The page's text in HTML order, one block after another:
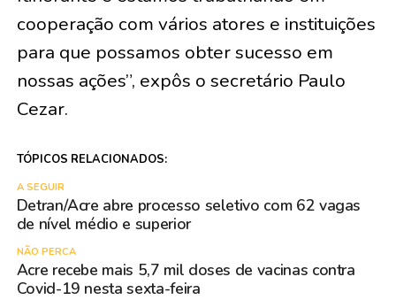
cooperação com vários atores e instituições
para que possamos obter sucesso em
nossas ações”, expôs o secretário Paulo
Cezar.
TÓPICOS RELACIONADOS:
A SEGUIR
Detran/Acre abre processo seletivo com 62 vagas
de nível médio e superior
NÃO PERCA
Acre recebe mais 5,7 mil doses de vacinas contra
Covid-19 nesta sexta-feira